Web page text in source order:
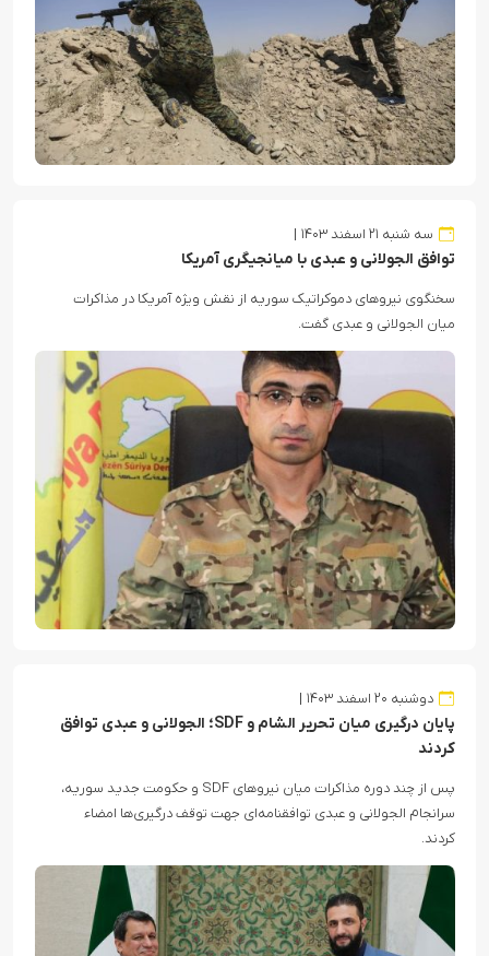
سه شنبه ۲۱ اسفند ۱۴۰۳
توافق الجولانی و عبدی با میانجیگری آمریکا
سخنگوی نیروهای دموکراتیک سوریه از نقش ویژه آمریکا در مذاکرات
میان الجولانی و عبدی گفت.
دوشنبه ۲۰ اسفند ۱۴۰۳
پایان درگیری میان تحریر الشام و SDF؛ الجولانی و عبدی توافق
کردند
پس از چند دوره مذاکرات میان نیروهای SDF و حکومت جدید سوریه،
سرانجام الجولانی و عبدی توافقنامه‌ای جهت توقف درگیری‌ها امضاء
کردند.